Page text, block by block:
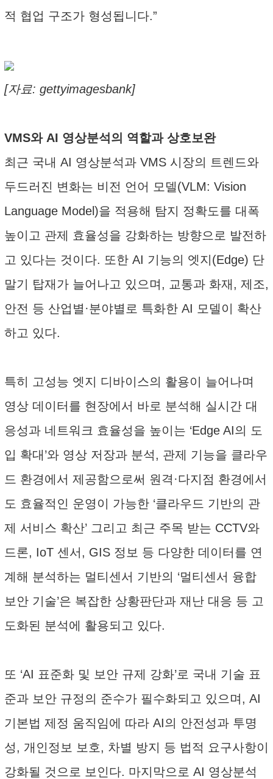
적 협업 구조가 형성됩니다.”
[자료: gettyimagesbank]
VMS와 AI 영상분석의 역할과 상호보완
최근 국내 AI 영상분석과 VMS 시장의 트렌드와
두드러진 변화는 비전 언어 모델(VLM: Vision
Language Model)을 적용해 탐지 정확도를 대폭
높이고 관제 효율성을 강화하는 방향으로 발전하
고 있다는 것이다. 또한 AI 기능의 엣지(Edge) 단
말기 탑재가 늘어나고 있으며, 교통과 화재, 제조,
안전 등 산업별·분야별로 특화한 AI 모델이 확산
하고 있다.
특히 고성능 엣지 디바이스의 활용이 늘어나며
영상 데이터를 현장에서 바로 분석해 실시간 대
응성과 네트워크 효율성을 높이는 ‘Edge AI의 도
입 확대’와 영상 저장과 분석, 관제 기능을 클라우
드 환경에서 제공함으로써 원격·다지점 환경에서
도 효율적인 운영이 가능한 ‘클라우드 기반의 관
제 서비스 확산’ 그리고 최근 주목 받는 CCTV와
드론, IoT 센서, GIS 정보 등 다양한 데이터를 연
계해 분석하는 멀티센서 기반의 ‘멀티센서 융합
보안 기술’은 복잡한 상황판단과 재난 대응 등 고
도화된 분석에 활용되고 있다.
또 ‘AI 표준화 및 보안 규제 강화’로 국내 기술 표
준과 보안 규정의 준수가 필수화되고 있으며, AI
기본법 제정 움직임에 따라 AI의 안전성과 투명
성, 개인정보 보호, 차별 방지 등 법적 요구사항이
강화될 것으로 보인다. 마지막으로 AI 영상분석